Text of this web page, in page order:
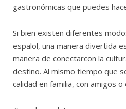
gastronómicas que puedes
Si bien existen diferentes
espalol, una manera divertida
manera de conectarcon la
destino. Al mismo tiempo que
calidad en familia, con amigos o